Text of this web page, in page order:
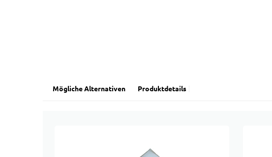
Mögliche Alternativen Produktdetails